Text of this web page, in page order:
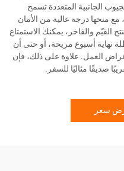
المتعددة تسمح
عالية من الأمان
يمكنك الاستمتاع
مريحة، أو حتى أن
على ذلك، فإن
للسفر.